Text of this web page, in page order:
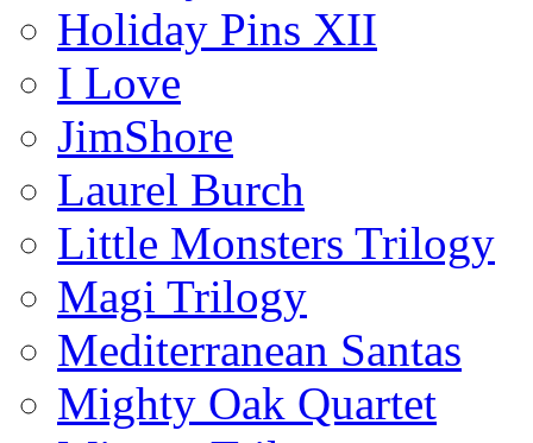
Holiday Pins XII
I Love
JimShore
Laurel Burch
Little Monsters Trilogy
Magi Trilogy
Mediterranean Santas
Mighty Oak Quartet